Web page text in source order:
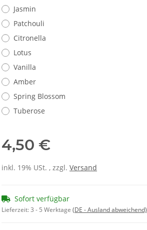
Jasmin
Patchouli
Citronella
Lotus
Vanilla
Amber
Spring Blossom
Tuberose
4,50 €
inkl. 19% USt. , zzgl. Versand
Sofort verfügbar
Lieferzeit:3 - 5 Werktage (DE - Ausland abweichend)